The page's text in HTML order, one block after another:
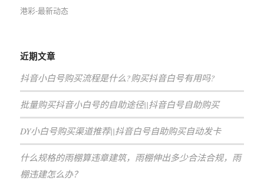
港彩-最新动态
近期文章
抖音小白号购买流程是什么?购买抖音白号有用吗?
批量购买抖音小白号的自助途径||抖音白号自助购买
DY小白号购买渠道推荐||抖音白号自助购买自动发卡
什么规格的雨棚算违章建筑，雨棚伸出多少合法合规，雨
棚违建怎么办？